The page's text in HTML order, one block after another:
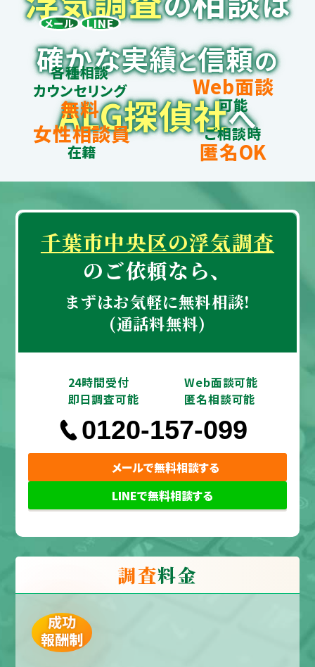
確かな実績と信頼の
ALG探偵社へ
メール LINE
各種相談
カウンセリング
無料
Web面談
可能
女性相談員
在籍
ご相談時
匿名OK
千葉市中央区の浮気調査
のご依頼なら、
まずはお気軽に無料相談!
(通話料無料)
24時間受付
Web面談可能
即日調査可能
匿名相談可能
0120-157-099
メールで無料相談する
LINEで無料相談する
調査料金
成功
報酬制